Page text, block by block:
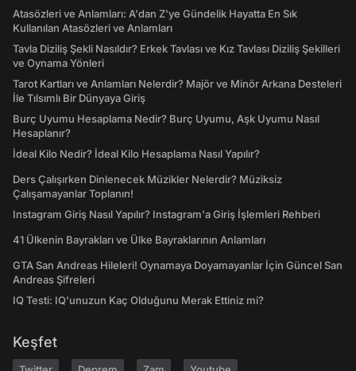
Atasözleri ve Anlamları: A'dan Z'ye Gündelik Hayatta En Sık
Kullanılan Atasözleri ve Anlamları
Tavla Diziliş Şekli Nasıldır? Erkek Tavlası ve Kız Tavlası Diziliş Şekilleri
ve Oynama Yönleri
Tarot Kartları ve Anlamları Nelerdir? Majör ve Minör Arkana Desteleri
İle Tılsımlı Bir Dünyaya Giriş
Burç Uyumu Hesaplama Nedir? Burç Uyumu, Aşk Uyumu Nasıl
Hesaplanır?
İdeal Kilo Nedir? İdeal Kilo Hesaplama Nasıl Yapılır?
Ders Çalışırken Dinlenecek Müzikler Nelerdir? Müziksiz
Çalışamayanlar Toplanın!
Instagram Giriş Nasıl Yapılır? Instagram'a Giriş İşlemleri Rehberi
41 Ülkenin Bayrakları ve Ülke Bayraklarının Anlamları
GTA San Andreas Hileleri! Oynamaya Doyamayanlar İçin Güncel San
Andreas Şifreleri
IQ Testi: IQ'unuzun Kaç Olduğunu Merak Ettiniz mi?
Keşfet